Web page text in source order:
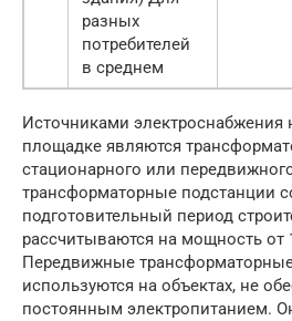
разных
потребителей
в среднем
Источниками электроснабжения
площадке являются
стационарного или
трансформаторные подстанции
подготовительный период
рассчитываются на мощность от
Передвижные
используются на объектах, не
постоянным электропитанием.